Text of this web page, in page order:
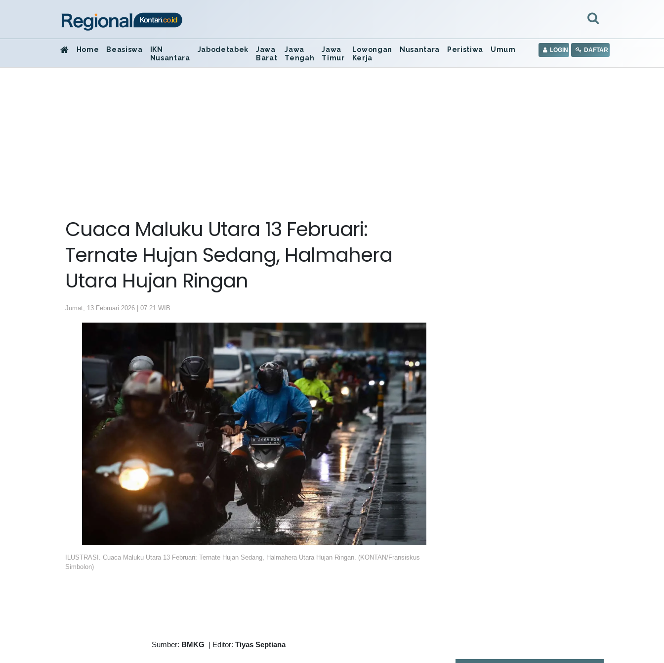
Home Beasiswa
IKN
Nusantara
Jabodetabek
Jawa
Barat
Jawa
Tengah
Jawa
Timur
Lowongan
Kerja
Nusantara Peristiwa Umum LOGIN DAFTAR
Cuaca Maluku Utara 13 Februari:
Ternate Hujan Sedang, Halmahera
Utara Hujan Ringan
Jumat, 13 Februari 2026 | 07:21 WIB
ILUSTRASI. Cuaca Maluku Utara 13 Februari: Ternate Hujan Sedang, Halmahera Utara Hujan Ringan. (KONTAN/Fransiskus
Simbolon)
Sumber: BMKG | Editor: Tiyas Septiana